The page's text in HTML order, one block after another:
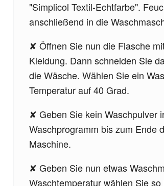
"Simplicol Textil-Echtfarbe".
anschließend in die
Öffnen Sie nun die Flasche
Kleidung. Dann schneiden Sie
die Wäsche. Wählen Sie ein
Temperatur auf 40 Grad.
Geben Sie kein Waschpulver
Waschprogramm bis zum Ende
Maschine.
Geben Sie nun etwas
Waschtemperatur wählen Sie